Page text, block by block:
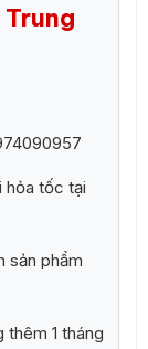
hỏa tốc tại
sản phẩm
thêm 1 tháng